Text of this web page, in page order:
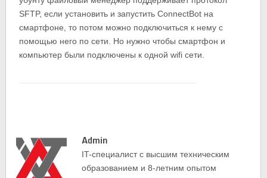
SFTP, если установить и запустить ConnectBot на
смартфоне, то потом можно подключиться к нему с
помощью него по сети. Но нужно чтобы смартфон и
компьютер были подключены к одной wifi сети.
Admin
IT-cпециалист с высшим техническим
образованием и 8-летним опытом